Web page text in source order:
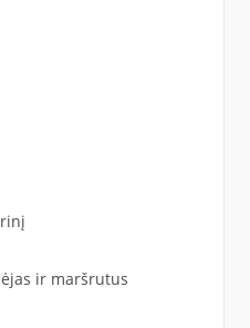
ir maršrutus